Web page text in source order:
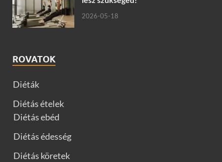
2026-05-18
ROVATOK
Diéták
Diétás ételek
Diétás ebéd
Diétás édesség
Diétás köretek